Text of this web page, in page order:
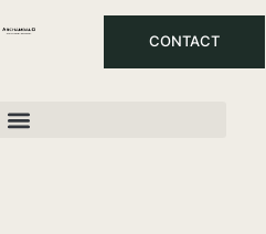
CONTACT